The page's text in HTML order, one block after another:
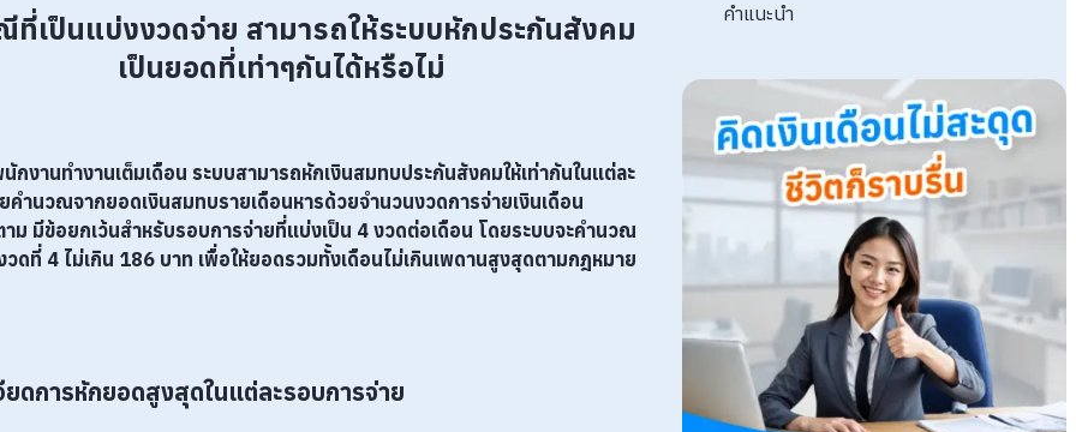
ที่เป็นแบ่งงวดจ่าย สามารถให้ระบบหักประกันสังคม
เป็นยอดที่เท่าๆกันได้หรือไม่
กงานทำงานเต็มเดือน ระบบสามารถหักเงินสมทบประกันสังคมให้เท่ากันในแต่ละ
คำนวณจากยอดเงินสมทบรายเดือนหารด้วยจำนวนงวดการจ่ายเงินเดือน
าม มีข้อยกเว้นสำหรับรอบการจ่ายที่แบ่งเป็น 4 งวดต่อเดือน โดยระบบจะคำนวณ
วดที่ 4 ไม่เกิน 186 บาท เพื่อให้ยอดรวมทั้งเดือนไม่เกินเพดานสูงสุดตามกฎหมาย
ยดการหักยอดสูงสุดในแต่ละรอบการจ่าย
คำแนะนำ